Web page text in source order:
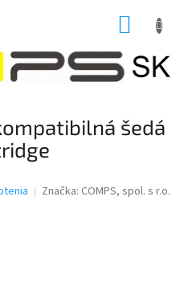
šedá
Značka: COMPS, spol. s r.o.